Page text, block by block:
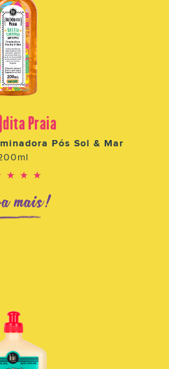
Praia
Pós Sol & Mar
mais!